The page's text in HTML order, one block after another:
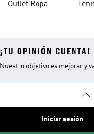
Outlet Ropa
¡TU OPINIÓN CUENTA!
Nuestro objetivo es mejorar y
Iniciar sesión